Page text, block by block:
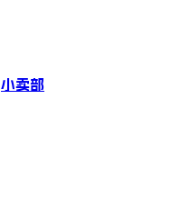
小卖部